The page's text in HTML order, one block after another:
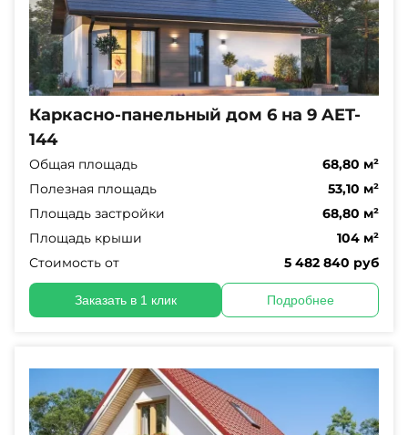
Каркасно-панельный дом 6 на 9 AET-
144
Общая площадь
68,80 м²
Полезная площадь
53,10 м²
Площадь застройки
68,80 м²
Площадь крыши
104 м²
Стоимость от
5 482 840 руб
Заказать в 1 клик Подробнее